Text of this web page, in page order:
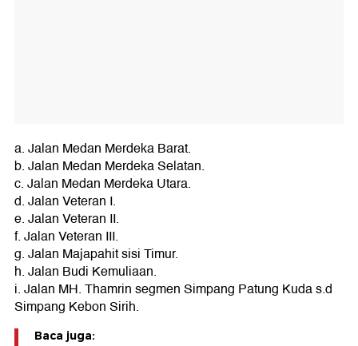
a. Jalan Medan Merdeka Barat.
b. Jalan Medan Merdeka Selatan.
c. Jalan Medan Merdeka Utara.
d. Jalan Veteran I.
e. Jalan Veteran II.
f. Jalan Veteran III.
g. Jalan Majapahit sisi Timur.
h. Jalan Budi Kemuliaan.
i. Jalan MH. Thamrin segmen Simpang Patung Kuda s.d
Simpang Kebon Sirih.
Baca juga: